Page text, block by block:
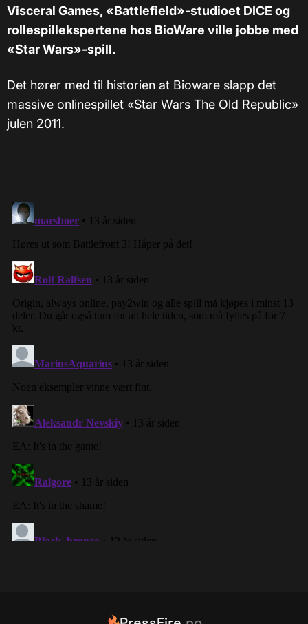
Visceral Games, «Battlefield»-studioet DICE og
rollespillekspertene hos BioWare ville jobbe med
«Star Wars»-spill.
Det hører med til historien at Bioware slapp det
massive onlinespillet «Star Wars The Old Republic»
julen 2011.